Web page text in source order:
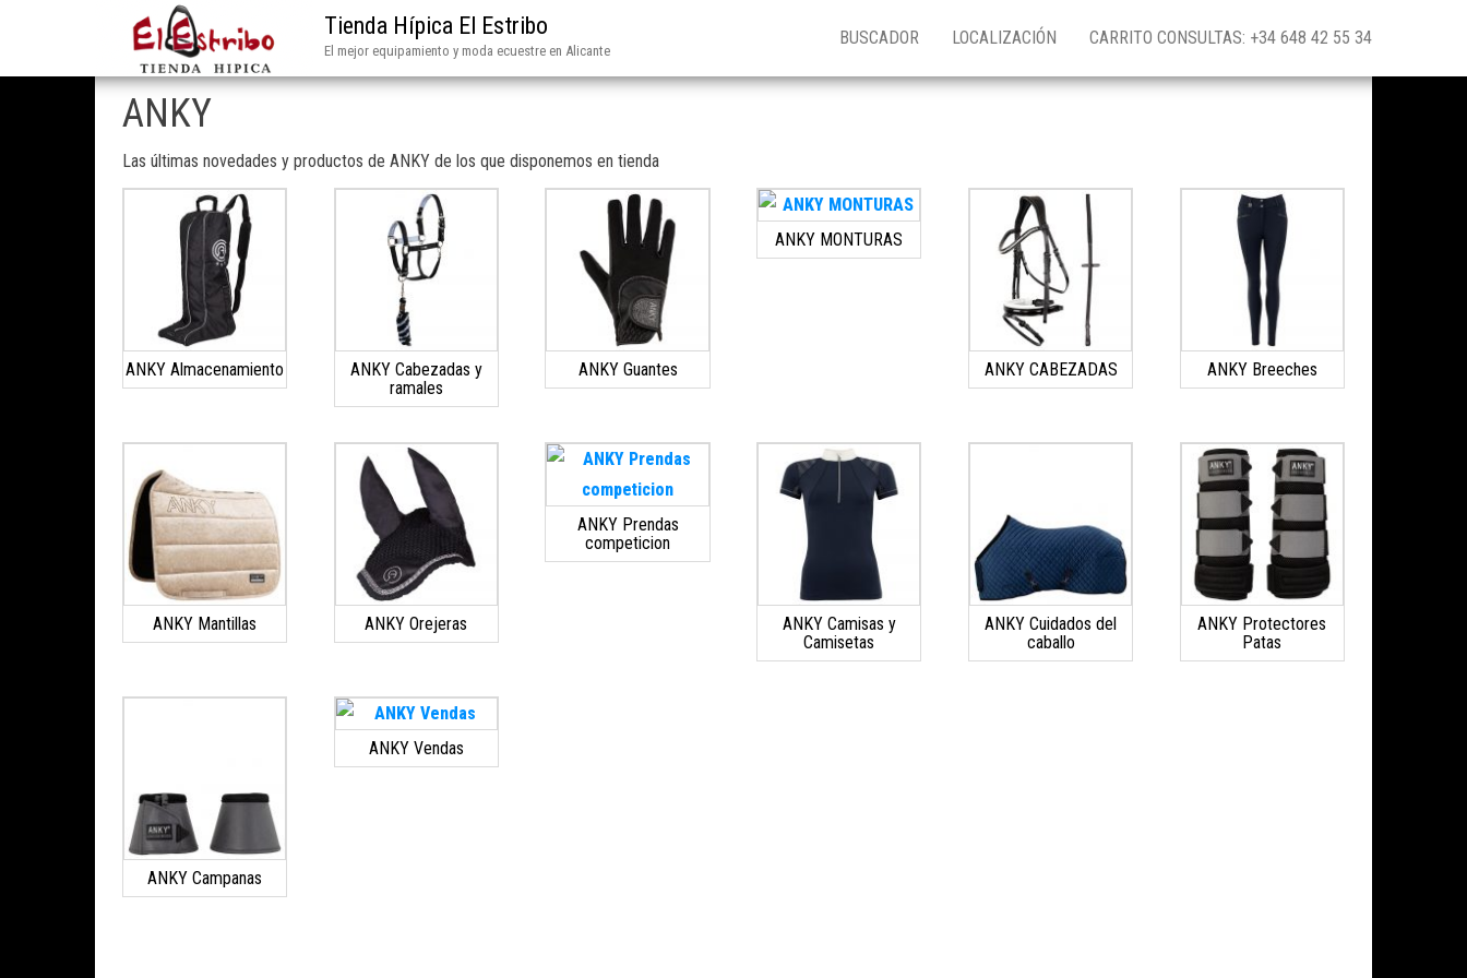
Tienda Hípica El Estribo
El mejor equipamiento y moda ecuestre en Alicante
BUSCADOR LOCALIZACIÓN CARRITO CONSULTAS: +34 648 42 55 34
ANKY
Las últimas novedades y productos de ANKY de los que disponemos en tienda
ANKY Almacenamiento
ANKY Cabezadas y
ramales
ANKY Guantes
ANKY MONTURAS
ANKY CABEZADAS ANKY Breeches
ANKY Mantillas ANKY Orejeras
ANKY Prendas
competicion
ANKY Camisas y
Camisetas
ANKY Cuidados del
caballo
ANKY Protectores
Patas
ANKY Campanas
ANKY Vendas